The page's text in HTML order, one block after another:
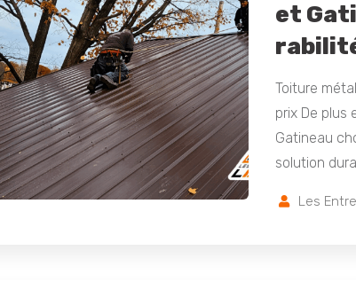
et
Toiture
prix De plus
Gatineau
solution
Les